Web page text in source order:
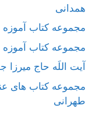
همدانی
مجموعه کتاب
مجموعه کتاب
آیت اللَه حاج میرزا
مجموعه کتاب های
طهرانی